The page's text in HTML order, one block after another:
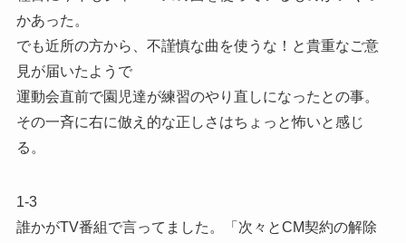
かあった。
でも近所の方から、不謹慎な曲を使うな！と貴重なご意
見が届いたようで
運動会直前で園児達が練習のやり直しになったとの事。
その一斉に右に倣え的な正しさはちょっと怖いと感じ
る。
1-3
誰かがTV番組で言ってました。「次々とCM契約の解除